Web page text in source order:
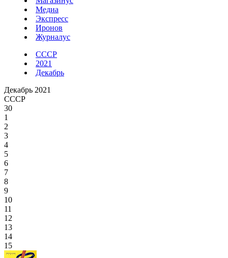
Медиа
Экспресс
Иронов
Журналус
СССР
2021
Декабрь
Декабрь 2021
СССР
30
1
2
3
4
5
6
7
8
9
10
11
12
13
14
15